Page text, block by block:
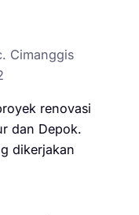
Cimanggis
renovasi
dan Depok.
dikerjakan